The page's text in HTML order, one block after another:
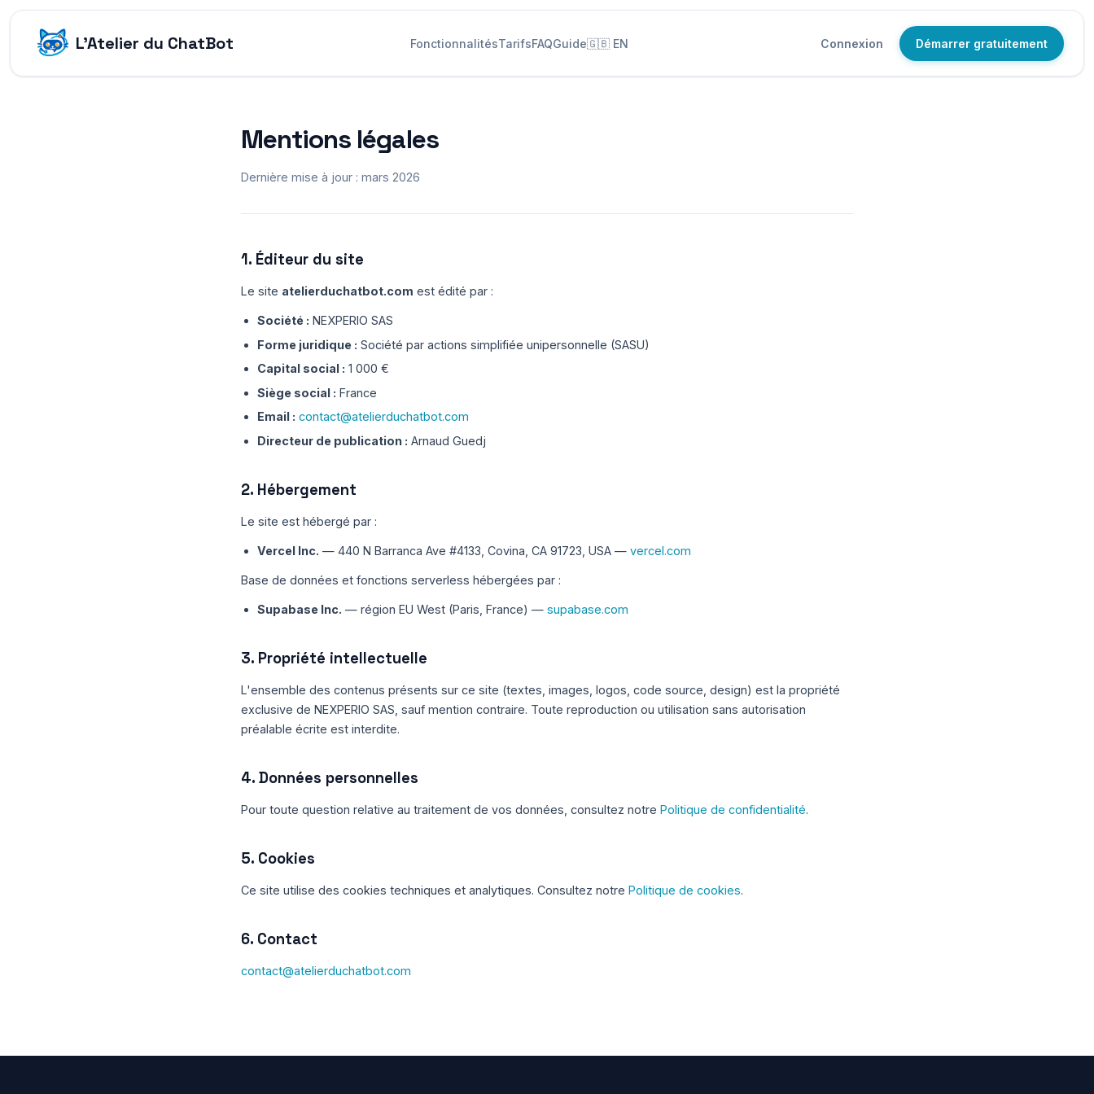
L'Atelier du ChatBot FonctionnalitésTarifsFAQGuide🇬🇧 EN Connexion Démarrer gratuitement
Mentions légales
Dernière mise à jour : mars 2026
1. Éditeur du site
Le site atelierduchatbot.com est édité par :
Société : NEXPERIO SAS
Forme juridique : Société par actions simplifiée unipersonnelle (SASU)
Capital social : 1 000 €
Siège social : France
Email : contact@atelierduchatbot.com
Directeur de publication : Arnaud Guedj
2. Hébergement
Le site est hébergé par :
Vercel Inc. — 440 N Barranca Ave #4133, Covina, CA 91723, USA — vercel.com
Base de données et fonctions serverless hébergées par :
Supabase Inc. — région EU West (Paris, France) — supabase.com
3. Propriété intellectuelle
L'ensemble des contenus présents sur ce site (textes, images, logos, code source, design) est la propriété
exclusive de NEXPERIO SAS, sauf mention contraire. Toute reproduction ou utilisation sans autorisation
préalable écrite est interdite.
4. Données personnelles
Pour toute question relative au traitement de vos données, consultez notre Politique de confidentialité.
5. Cookies
Ce site utilise des cookies techniques et analytiques. Consultez notre Politique de cookies.
6. Contact
contact@atelierduchatbot.com